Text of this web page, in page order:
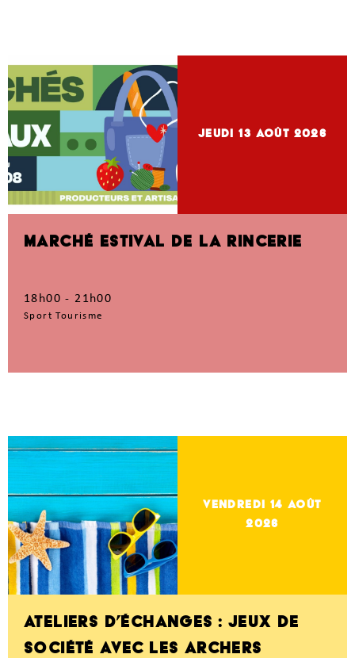
jeudi 13 Août 2026
MARCHÉ ESTIVAL DE LA RINCERIE
18h00 - 21h00
Sport Tourisme
vendredi 14Août
2026
ATELIERS D’ÉCHANGES : JEUX DE
SOCIÉTÉ AVEC LES ARCHERS